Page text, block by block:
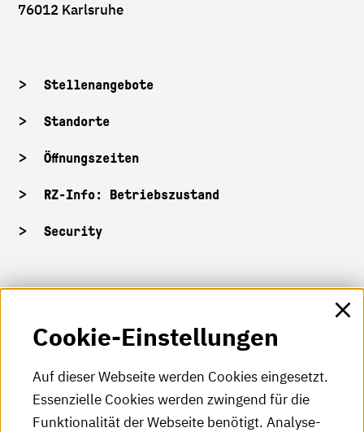
76012 Karlsruhe
Stellenangebote
Standorte
Öffnungszeiten
RZ-Info: Betriebszustand
Security
HKA-Shop
HKA-Videos
HKA-Podcast
HKA-Publikationen
Cookie-Einstellungen
Auf dieser Webseite werden Cookies eingesetzt.
Essenzielle Cookies werden zwingend für die
Funktionalität der Webseite benötigt. Analyse-